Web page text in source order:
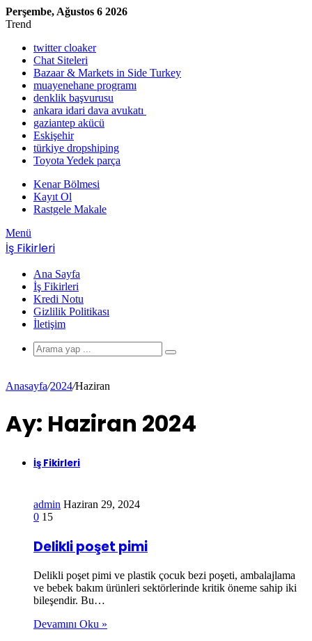
Perşembe, Ağustos 6 2026
Trend
twitter cloaker
Chat Siteleri
Bazaar & Markets in Side Turkey
muayenehane programı
denklik başvurusu
ankara idari dava avukatı
gaziantep akücü
Eskişehir
türkiye dropshiping
Toyota Yedek parça
Kenar Bölmesi
Kayıt Ol
Rastgele Makale
Menü
İş Fikirleri
Ana Sayfa
İş Fikirleri
Kredi Notu
Gizlilik Politikası
İletişim
Anasayfa/2024/Haziran
Ay: Haziran 2024
İş Fikirleri
admin Haziran 29, 2024
0 15
Delikli poşet pimi
Delikli poşet pimi ve plastik çocuk bezi poşeti, ambalajlama
ve bebek bakım ürünleri sektörlerinde kritik öneme sahip iki
bileşendir. Bu…
Devamını Oku »